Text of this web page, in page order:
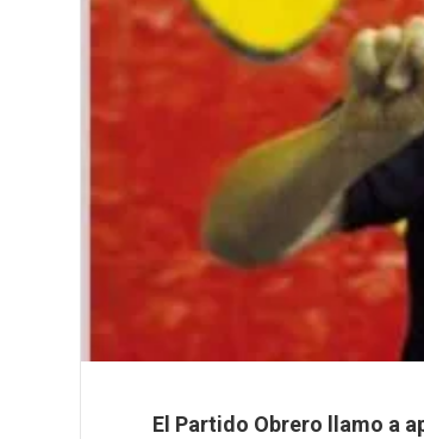
El Partido Obrero llamo a